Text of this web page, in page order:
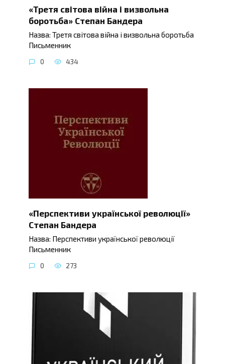
«Третя світова війна і визвольна
боротьба» Степан Бандера
Назва: Третя світова війна і визвольна боротьба
Письменник
0 434
«Перспективи української революції»
Степан Бандера
Назва: Перспективи української революції
Письменник
0 273